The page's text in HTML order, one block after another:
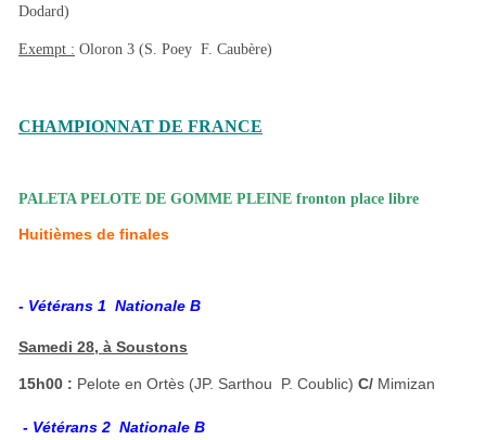
Dodard)
Exempt : Oloron 3 (S. Poey  F. Caubère)
CHAMPIONNAT DE FRANCE
PALETA PELOTE DE GOMME PLEINE fronton place libre
Huitièmes de finales
- Vétérans 1  Nationale B
Samedi 28, à Soustons
15h00 : Pelote en Ortès (JP. Sarthou  P. Coublic)C/ Mimizan
- Vétérans 2  Nationale B